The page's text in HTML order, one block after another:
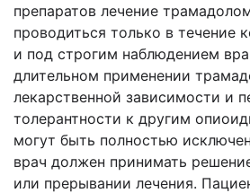
препаратов лечение
проводиться только в течение
и под строгим наблюдением
длительном применении
лекарственной зависимости и
толерантности к другим
могут быть полностью
врач должен принимать
или прерывании лечения.